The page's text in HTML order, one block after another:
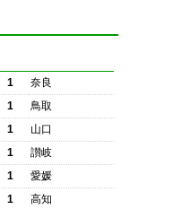
1
奈良
1
鳥取
1
山口
1
讃岐
1
愛媛
1
高知